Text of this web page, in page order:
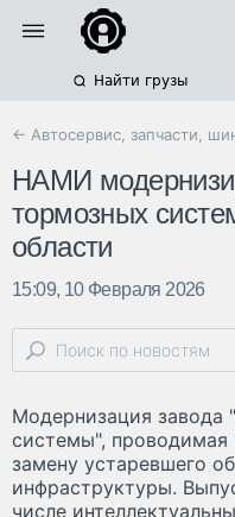
Найти грузы
← Автосервис, запчасти,
НАМИ
тормозных
области
15:09, 10 Февраля 2026
Модернизация завода
системы",
замену устаревшего
инфраструктуры.
числе